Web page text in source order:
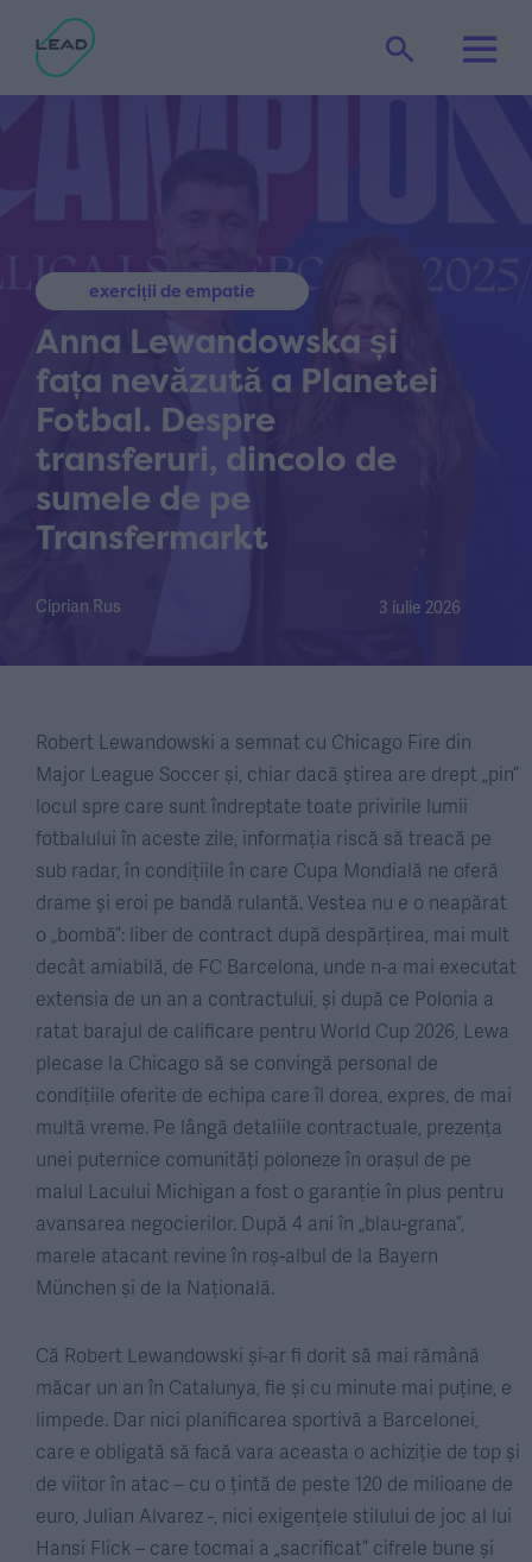
exerciții de empatie
Anna Lewandowska și
fața nevăzută a Planetei
Fotbal. Despre
transferuri, dincolo de
sumele de pe
Transfermarkt
Ciprian Rus 3 iulie 2026
Robert Lewandowski a semnat cu Chicago Fire din
Major League Soccer și, chiar dacă știrea are drept „pin”
locul spre care sunt îndreptate toate privirile lumii
fotbalului în aceste zile, informația riscă să treacă pe
sub radar, în condițiile în care Cupa Mondială ne oferă
drame și eroi pe bandă rulantă. Vestea nu e o neapărat
o „bombă”: liber de contract după despărțirea, mai mult
decât amiabilă, de FC Barcelona, unde n-a mai executat
extensia de un an a contractului, și după ce Polonia a
ratat barajul de calificare pentru World Cup 2026, Lewa
plecase la Chicago să se convingă personal de
condițiile oferite de echipa care îl dorea, expres, de mai
multă vreme. Pe lângă detaliile contractuale, prezența
unei puternice comunități poloneze în orașul de pe
malul Lacului Michigan a fost o garanție în plus pentru
avansarea negocierilor. După 4 ani în „blau-grana”,
marele atacant revine în roș-albul de la Bayern
München și de la Națională.
Că Robert Lewandowski și-ar fi dorit să mai rămână
măcar un an în Catalunya, fie și cu minute mai puține, e
limpede. Dar nici planificarea sportivă a Barcelonei,
care e obligată să facă vara aceasta o achiziție de top și
de viitor în atac – cu o țintă de peste 120 de milioane de
euro, Julian Alvarez -, nici exigențele stilului de joc al lui
Hansi Flick – care tocmai a „sacrificat” cifrele bune și